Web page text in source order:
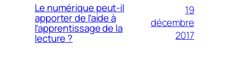
Le numérique peut-il
apporter de l’aide à
l’apprentissage de la
lecture ?
19
décembre
2017